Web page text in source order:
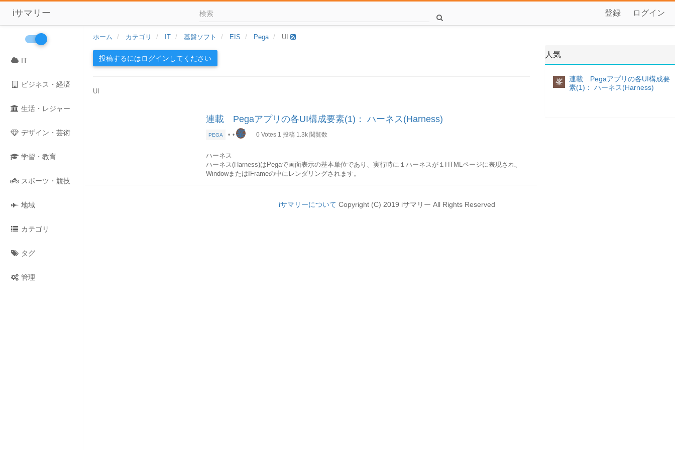
iサマリー 登録 ログイン
IT
ビジネス・経済
生活・レジャー
デザイン・芸術
学習・教育
スポーツ・競技
地域
カテゴリ
タグ
管理
ホーム カテゴリ IT 基盤ソフト EIS Pega UI
投稿するにはログインしてください
UI
連載 Pegaアプリの各UI構成要素(1)： ハーネス(Harness)
PEGA • • 峯 0 Votes 1 投稿 1.3k 閲覧数
ハーネス
ハーネス(Harness)はPegaで画面表示の基本単位であり、実行時に１ハーネスが１HTMLページに表現され、
WindowまたはIFrameの中にレンダリングされます。
新しいケース作成用Perform
人気
峯
連載 Pegaアプリの各UI構成要
素(1)： ハーネス(Harness)
iサマリーについて Copyright (C) 2019 iサマリー All Rights Reserved